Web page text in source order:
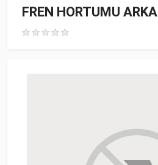
FREN HORTUMU ARKA